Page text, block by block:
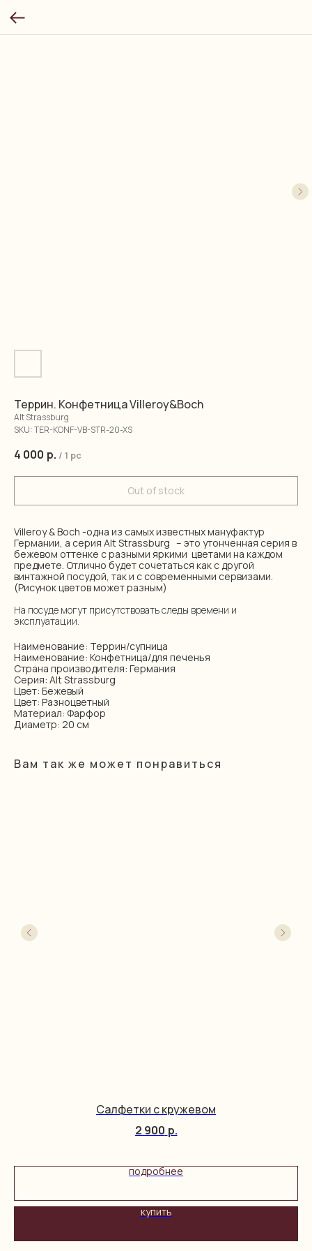
Террин. Конфетница Villeroy&Boch
Alt Strassburg
SKU:TER-KONF-VB-STR-20-XS
4 000 р. / 1 pc
Out of stock
Villeroy & Boch -одна из самых известных мануфактур
Германии, а серия Alt Strassburg – это утонченная серия в
бежевом оттенке с разными яркими цветами на каждом
предмете. Отлично будет сочетаться как с другой
винтажной посудой, так и с современными сервизами.
(Рисунок цветов может разным)
На посуде могут присутствовать следы времени и
эксплуатации.
Наименование: Террин/супница
Наименование: Конфетница/для печенья
Страна производителя: Германия
Серия: Alt Strassburg
Цвет: Бежевый
Цвет: Разноцветный
Материал: Фарфор
Диаметр: 20 см
Вам так же может понравиться
Салфетки с кружевом
2 900 р.
подробнее
купить